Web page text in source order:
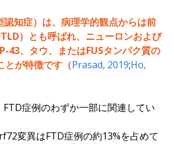
認知症）は、病理学的観点からは前
）とも呼ばれ、ニューロンおよび
43、タウ、またはFUSタンパク質の
とが特徴です（Prasad, 2019;Ho,
症例のわずか一部に関連してい
変異はFTD症例の約13%を占めて